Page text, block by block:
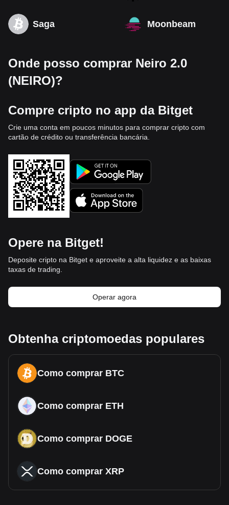
Saga Moonbeam
Onde posso comprar Neiro 2.0
(NEIRO)?
Compre cripto no app da Bitget
Crie uma conta em poucos minutos para comprar cripto com
cartão de crédito ou transferência bancária.
Opere na Bitget!
Deposite cripto na Bitget e aproveite a alta liquidez e as baixas
taxas de trading.
Operar agora
Obtenha criptomoedas populares
Como comprar BTC
Como comprar ETH
Como comprar DOGE
Como comprar XRP